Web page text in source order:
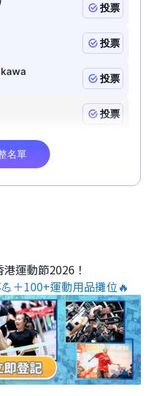
港運動節2026！
＋100+運動用品攤位🔥